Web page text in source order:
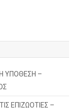
ΥΠΟΘΕΣΗ –
ΕΠΙΖΩΟΤΙΕΣ –